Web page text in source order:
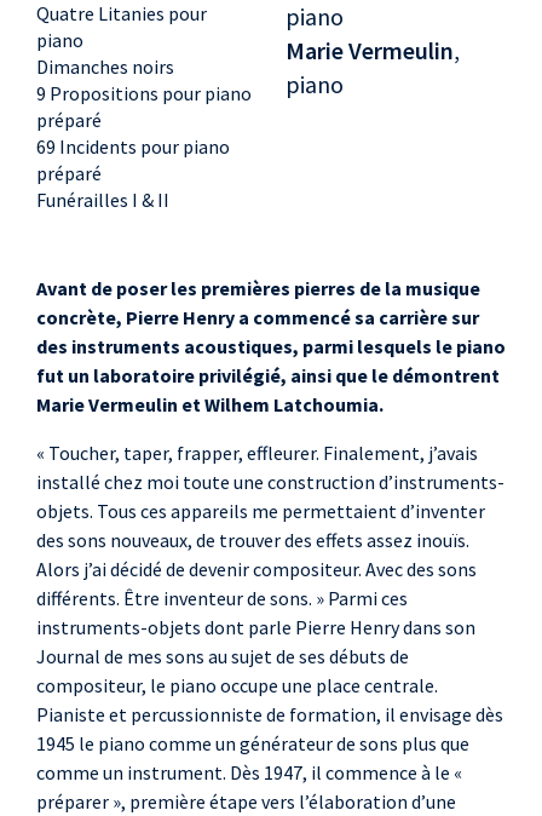
Quatre Litanies pour
piano
Dimanches noirs
9 Propositions pour piano
préparé
69 Incidents pour piano
préparé
Funérailles I & II
piano
Marie Vermeulin,
piano
Avant de poser les premières pierres de la musique
concrète, Pierre Henry a commencé sa carrière sur
des instruments acoustiques, parmi lesquels le piano
fut un laboratoire privilégié, ainsi que le démontrent
Marie Vermeulin et Wilhem Latchoumia.
« Toucher, taper, frapper, effleurer. Finalement, j’avais
installé chez moi toute une construction d’instruments-
objets. Tous ces appareils me permettaient d’inventer
des sons nouveaux, de trouver des effets assez inouïs.
Alors j’ai décidé de devenir compositeur. Avec des sons
différents. Être inventeur de sons. » Parmi ces
instruments-objets dont parle Pierre Henry dans son
Journal de mes sons au sujet de ses débuts de
compositeur, le piano occupe une place centrale.
Pianiste et percussionniste de formation, il envisage dès
1945 le piano comme un générateur de sons plus que
comme un instrument. Dès 1947, il commence à le «
préparer », première étape vers l’élaboration d’une